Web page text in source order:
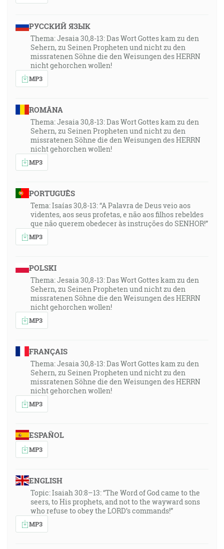
РУССКИЙ ЯЗЫК
Thema: Jesaia 30,8-13: Das Wort Gottes kam zu den
Sehern, zu Seinen Propheten und nicht zu den
missratenen Söhne die den Weisungen des HERRN
nicht gehorchen wollen!
MP3
ROMÂNA
Thema: Jesaia 30,8-13: Das Wort Gottes kam zu den
Sehern, zu Seinen Propheten und nicht zu den
missratenen Söhne die den Weisungen des HERRN
nicht gehorchen wollen!
MP3
PORTUGUÊS
Tema: Isaías 30,8-13: “A Palavra de Deus veio aos
videntes, aos seus profetas, e não aos filhos rebeldes
que não querem obedecer às instruções do SENHOR!”
MP3
POLSKI
Thema: Jesaia 30,8-13: Das Wort Gottes kam zu den
Sehern, zu Seinen Propheten und nicht zu den
missratenen Söhne die den Weisungen des HERRN
nicht gehorchen wollen!
MP3
FRANÇAIS
Thema: Jesaia 30,8-13: Das Wort Gottes kam zu den
Sehern, zu Seinen Propheten und nicht zu den
missratenen Söhne die den Weisungen des HERRN
nicht gehorchen wollen!
MP3
ESPAÑOL
MP3
ENGLISH
Topic: Isaiah 30:8–13: “The Word of God came to the
seers, to His prophets, and not to the wayward sons
who refuse to obey the LORD’s commands!”
MP3